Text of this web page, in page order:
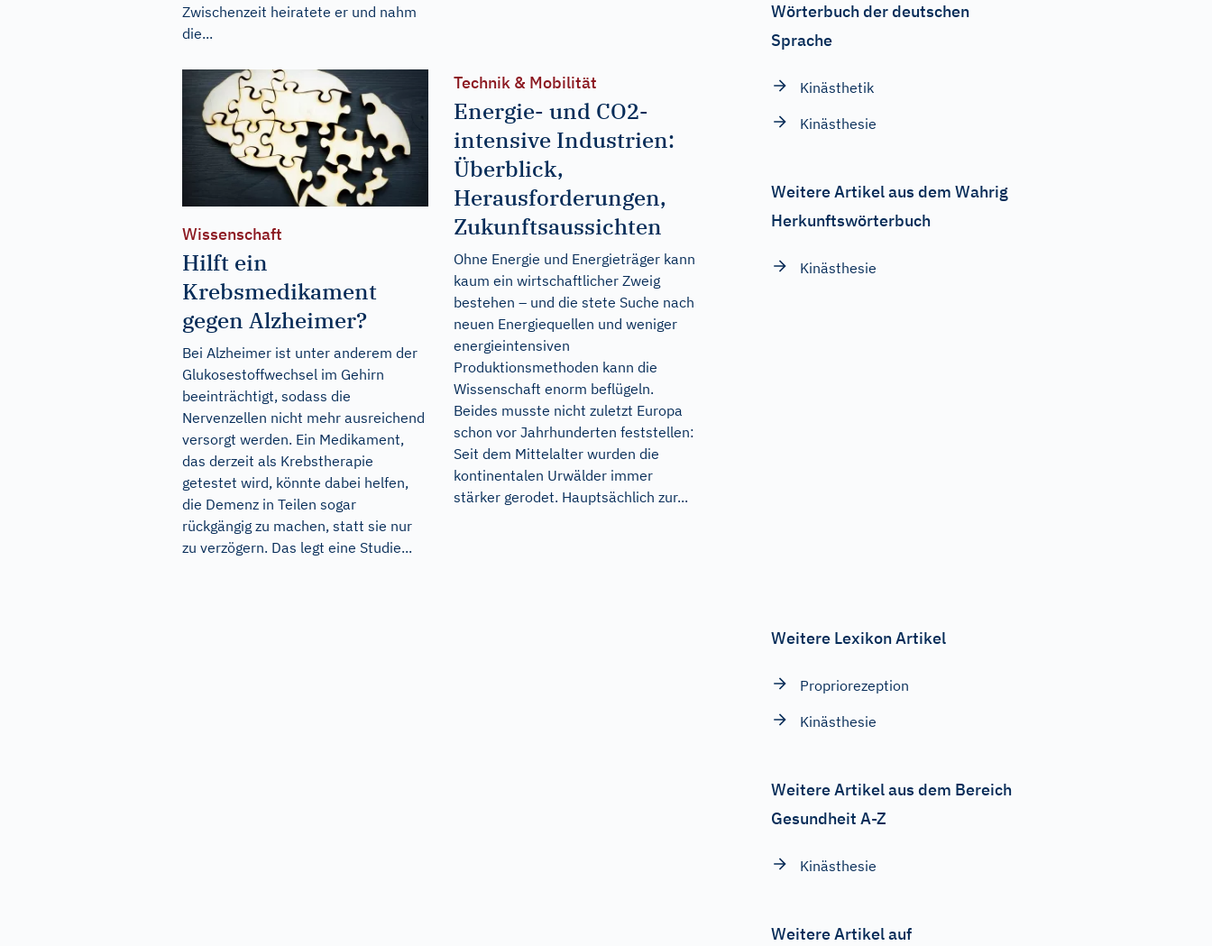
Zwischenzeit heiratete er und nahm
die...
Wissenschaft
Hilft ein
Krebsmedikament
gegen Alzheimer?
Bei Alzheimer ist unter anderem der
Glukosestoffwechsel im Gehirn
beeinträchtigt, sodass die
Nervenzellen nicht mehr ausreichend
versorgt werden. Ein Medikament,
das derzeit als Krebstherapie
getestet wird, könnte dabei helfen,
die Demenz in Teilen sogar
rückgängig zu machen, statt sie nur
zu verzögern. Das legt eine Studie...
Technik & Mobilität
Energie- und CO2-
intensive Industrien:
Überblick,
Herausforderungen,
Zukunftsaussichten
Ohne Energie und Energieträger kann
kaum ein wirtschaftlicher Zweig
bestehen – und die stete Suche nach
neuen Energiequellen und weniger
energieintensiven
Produktionsmethoden kann die
Wissenschaft enorm beflügeln.
Beides musste nicht zuletzt Europa
schon vor Jahrhunderten feststellen:
Seit dem Mittelalter wurden die
kontinentalen Urwälder immer
stärker gerodet. Hauptsächlich zur...
Wörterbuch der deutschen
Sprache
Kinästhetik
Kinästhesie
Weitere Artikel aus dem Wahrig
Herkunftswörterbuch
Kinästhesie
Weitere Lexikon Artikel
Propriorezeption
Kinästhesie
Weitere Artikel aus dem Bereich
Gesundheit A-Z
Kinästhesie
Weitere Artikel auf